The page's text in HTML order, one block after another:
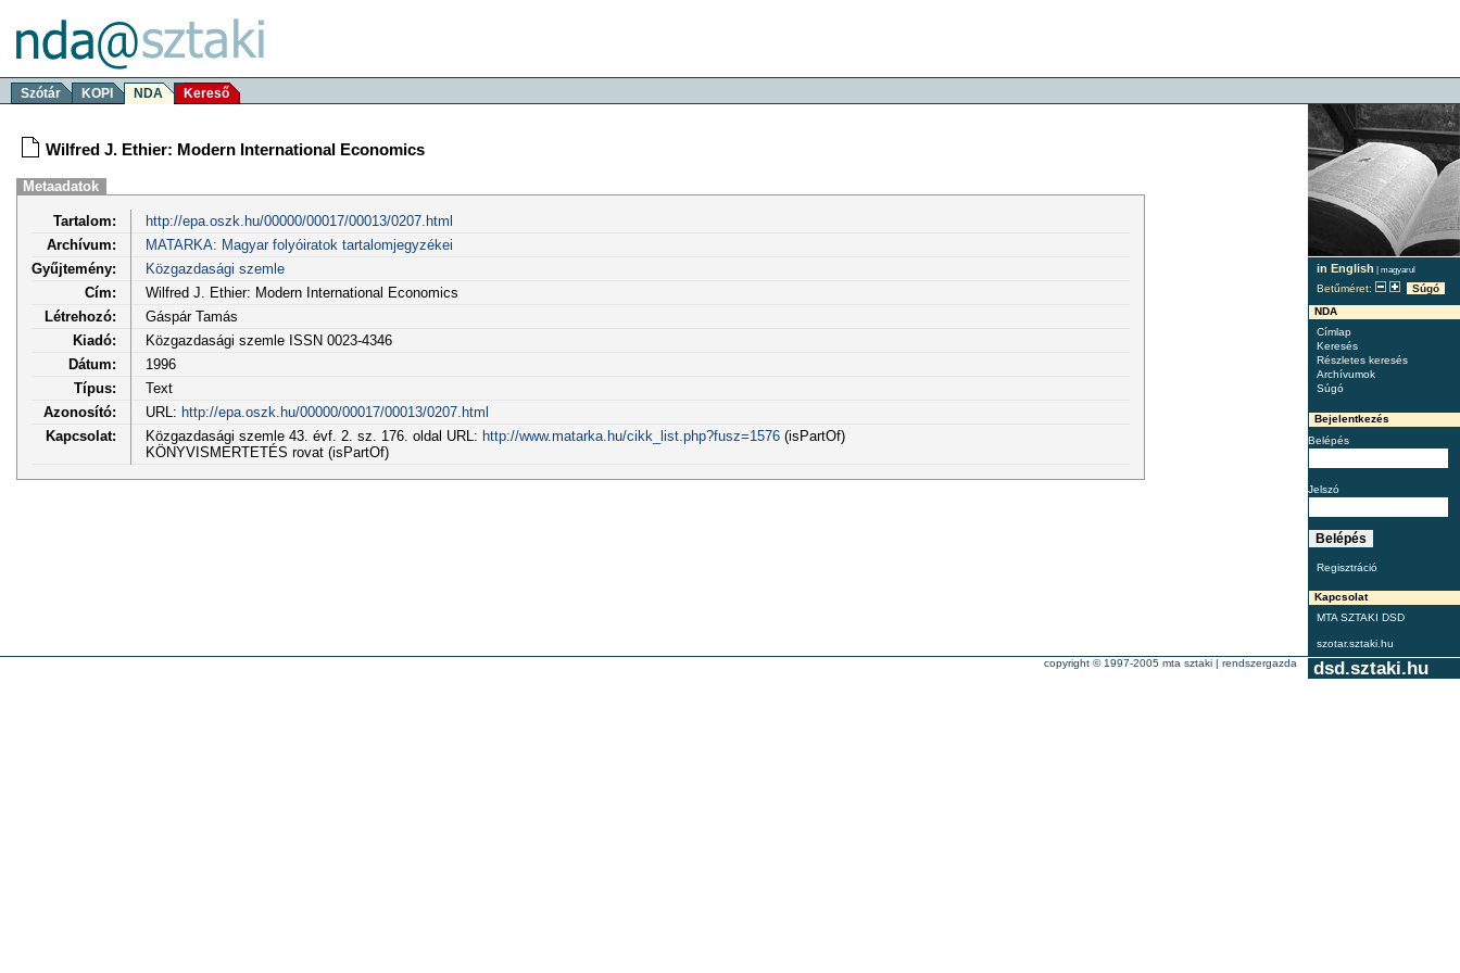
Szótár KOPI NDA Kereső
in English | magyarul
Betűméret:
Súgó
NDA
Címlap
Keresés
Részletes keresés
Archívumok
Súgó
Bejelentkezés
Belépés
Jelszó
Regisztráció
Kapcsolat
MTA SZTAKI DSD
szotar.sztaki.hu
Wilfred J. Ethier: Modern International Economics
Metaadatok
Tartalom:
http://epa.oszk.hu/00000/00017/00013/0207.html
Archívum:
MATARKA: Magyar folyóiratok tartalomjegyzékei
Gyűjtemény:
Közgazdasági szemle
Cím:
Wilfred J. Ethier: Modern International Economics
Létrehozó:
Gáspár Tamás
Kiadó:
Közgazdasági szemle ISSN 0023-4346
Dátum:
1996
Típus:
Text
Azonosító:
URL: http://epa.oszk.hu/00000/00017/00013/0207.html
Kapcsolat:
Közgazdasági szemle 43. évf. 2. sz. 176. oldal URL: http://www.matarka.hu/cikk_list.php?fusz=1576(isPartOf)
KÖNYVISMERTETÉS rovat (isPartOf)
dsd.sztaki.hu
copyright © 1997-2005 mta sztaki | rendszergazda